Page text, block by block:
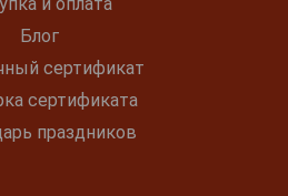
Блог
сертификат
сертификата
праздников